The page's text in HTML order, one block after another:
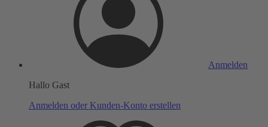
Anmelden
Hallo Gast
Anmelden oder Kunden-Konto erstellen